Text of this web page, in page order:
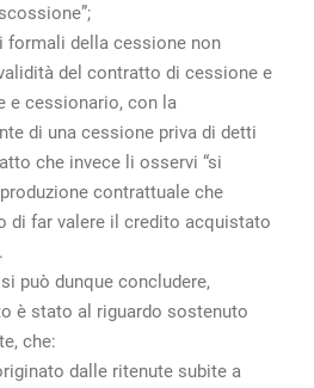
formali della cessione non
del contratto di cessione e
e cessionario, con la
di una cessione priva di detti
che invece li osservi “si
contrattuale che
di far valere il credito acquistato
può dunque concludere,
è stato al riguardo sostenuto
che:
dalle ritenute subite a